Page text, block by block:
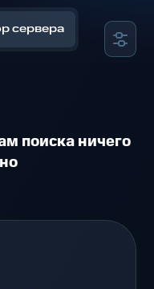
сервера
поиска ничего